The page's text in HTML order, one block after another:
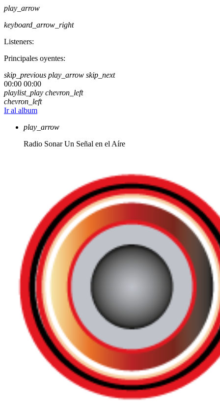
play_arrow
keyboard_arrow_right
Listeners:
Principales oyentes:
skip_previous play_arrow skip_next
00:00 00:00
playlist_play chevron_left
chevron_left
Ir al album
play_arrow
Radio Sonar Un Señal en el Aíre